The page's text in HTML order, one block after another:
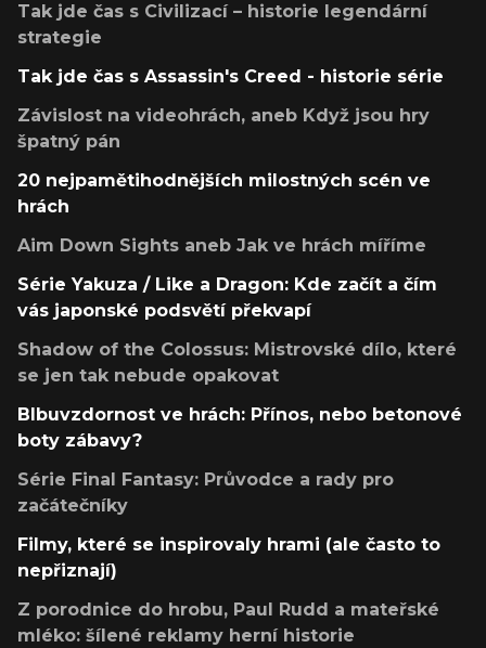
Tak jde čas s Civilizací – historie legendární
strategie
Tak jde čas s Assassin's Creed - historie série
Závislost na videohrách, aneb Když jsou hry
špatný pán
20 nejpamětihodnějších milostných scén ve
hrách
Aim Down Sights aneb Jak ve hrách míříme
Série Yakuza / Like a Dragon: Kde začít a čím
vás japonské podsvětí překvapí
Shadow of the Colossus: Mistrovské dílo, které
se jen tak nebude opakovat
Blbuvzdornost ve hrách: Přínos, nebo betonové
boty zábavy?
Série Final Fantasy: Průvodce a rady pro
začátečníky
Filmy, které se inspirovaly hrami (ale často to
nepřiznají)
Z porodnice do hrobu, Paul Rudd a mateřské
mléko: šílené reklamy herní historie